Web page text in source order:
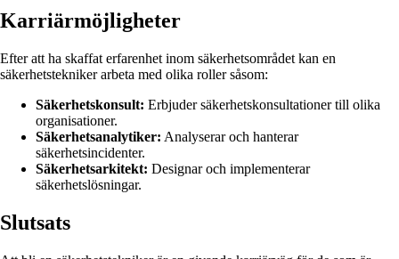
Karriärmöjligheter
Efter att ha skaffat erfarenhet inom säkerhetsområdet kan en
säkerhetstekniker arbeta med olika roller såsom:
Säkerhetskonsult: Erbjuder säkerhetskonsultationer till olika
organisationer.
Säkerhetsanalytiker: Analyserar och hanterar
säkerhetsincidenter.
Säkerhetsarkitekt: Designar och implementerar
säkerhetslösningar.
Slutsats